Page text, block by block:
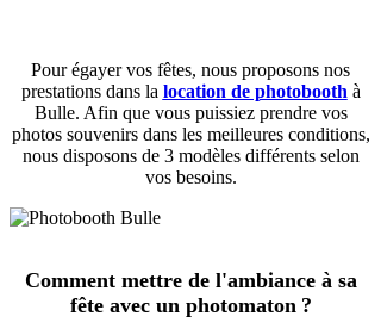
Pour égayer vos fêtes, nous proposons nos
prestations dans la location de photobooth à
Bulle. Afin que vous puissiez prendre vos
photos souvenirs dans les meilleures conditions,
nous disposons de 3 modèles différents selon
vos besoins.
Comment mettre de l'ambiance à sa
fête avec un photomaton ?